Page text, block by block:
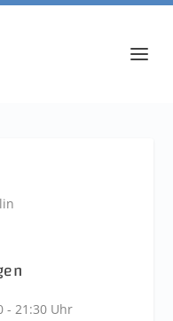
- 21:30 Uhr